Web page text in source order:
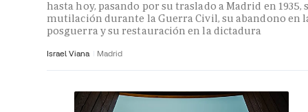
hasta hoy, pasando por su traslado a Madrid en 1935,
mutilación durante la Guerra Civil, su abandono en
posguerra y su restauración en la dictadura
Israel Viana Madrid